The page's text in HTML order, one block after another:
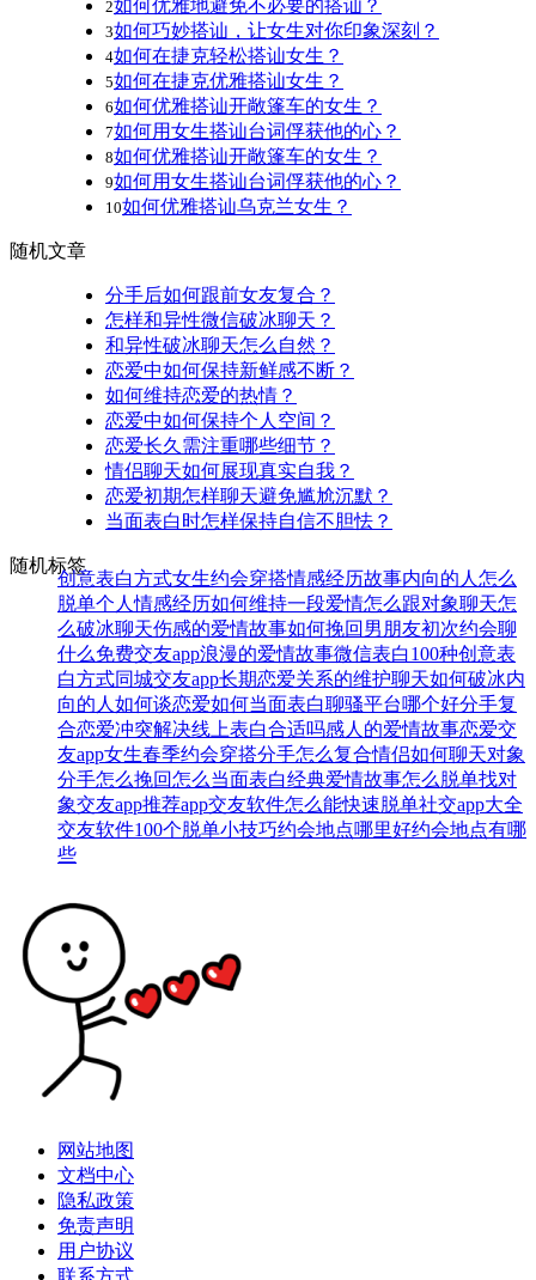
2如何优雅地避免不必要的搭讪？
3如何巧妙搭讪，让女生对你印象深刻？
4如何在捷克轻松搭讪女生？
5如何在捷克优雅搭讪女生？
6如何优雅搭讪开敞篷车的女生？
7如何用女生搭讪台词俘获他的心？
8如何优雅搭讪开敞篷车的女生？
9如何用女生搭讪台词俘获他的心？
10如何优雅搭讪乌克兰女生？
随机文章
分手后如何跟前女友复合？
怎样和异性微信破冰聊天？
和异性破冰聊天怎么自然？
恋爱中如何保持新鲜感不断？
如何维持恋爱的热情？
恋爱中如何保持个人空间？
恋爱长久需注重哪些细节？
情侣聊天如何展现真实自我？
恋爱初期怎样聊天避免尴尬沉默？
当面表白时怎样保持自信不胆怯？
随机标签
创意表白方式女生约会穿搭情感经历故事内向的人怎么
脱单个人情感经历如何维持一段爱情怎么跟对象聊天怎
么破冰聊天伤感的爱情故事如何挽回男朋友初次约会聊
什么免费交友app浪漫的爱情故事微信表白100种创意表
白方式同城交友app长期恋爱关系的维护聊天如何破冰内
向的人如何谈恋爱如何当面表白聊骚平台哪个好分手复
合恋爱冲突解决线上表白合适吗感人的爱情故事恋爱交
友app女生春季约会穿搭分手怎么复合情侣如何聊天对象
分手怎么挽回怎么当面表白经典爱情故事怎么脱单找对
象交友app推荐app交友软件怎么能快速脱单社交app大全
交友软件100个脱单小技巧约会地点哪里好约会地点有哪
些
网站地图
文档中心
隐私政策
免责声明
用户协议
联系方式